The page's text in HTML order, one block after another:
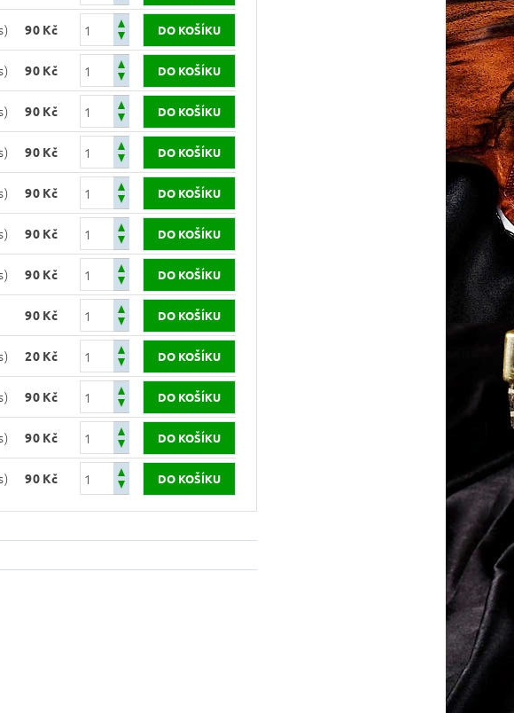
90 Kč
90 Kč
90 Kč
90 Kč
90 Kč
90 Kč
90 Kč
90 Kč
20 Kč
90 Kč
90 Kč
90 Kč